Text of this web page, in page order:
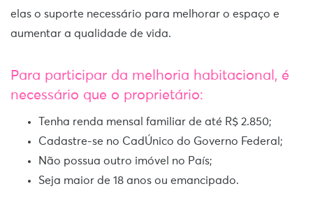
elas o suporte necessário para melhorar o espaço e
aumentar a qualidade de vida.
Para participar da melhoria habitacional, é
necessário que o proprietário:
Tenha renda mensal familiar de até R$ 2.850;
Cadastre-se no CadÚnico do Governo Federal;
Não possua outro imóvel no País;
Seja maior de 18 anos ou emancipado.